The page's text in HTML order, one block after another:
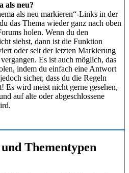
als neu?
als neu markieren“-Links in der
das Thema wieder ganz nach oben
holen. Wenn du den
siehst, dann ist die Funktion
oder seit der letzten Markierung
Es ist auch möglich, das
indem du einfach eine Antwort
sicher, dass du die Regeln
Es wird meist nicht gerne gesehen,
auf alte oder abgeschlossene
Thementypen